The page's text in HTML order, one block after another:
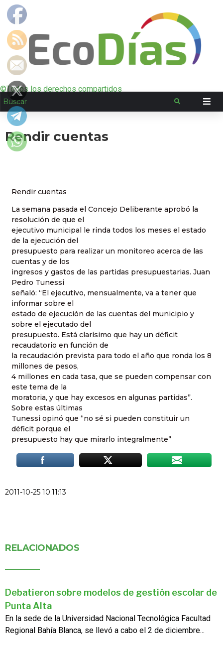
©Todos los derechos compartidos
Rendir cuentas
Rendir cuentas
La semana pasada el Concejo Deliberante aprobó la
resolución de que el
ejecutivo municipal le rinda todos los meses el estado
de la ejecución del
presupuesto para realizar un monitoreo acerca de las
cuentas y de los
ingresos y gastos de las partidas presupuestarias. Juan
Pedro Tunessi
señaló: “El ejecutivo, mensualmente, va a tener que
informar sobre el
estado de ejecución de las cuentas del municipio y
sobre el ejecutado del
presupuesto. Está clarísimo que hay un déficit
recaudatorio en función de
la recaudación prevista para todo el año que ronda los 8
millones de pesos,
4 millones en cada tasa, que se pueden compensar con
este tema de la
moratoria, y que hay excesos en algunas partidas”.
Sobre estas últimas
Tunessi opinó que “no sé si pueden constituir un
déficit porque el
presupuesto hay que mirarlo integralmente”
2011-10-25 10:11:13
RELACIONADOS
Debatieron sobre modelos de gestión escolar de
Punta Alta
En la sede de la Universidad Nacional Tecnológica Facultad
Regional Bahía Blanca, se llevó a cabo el 2 de diciembre...